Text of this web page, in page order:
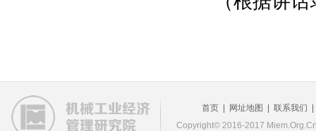
首页 网址地图 |联系我们
Copyright© 2016-2017